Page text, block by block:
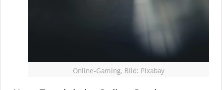
Online-Gaming, Bild: Pixabay